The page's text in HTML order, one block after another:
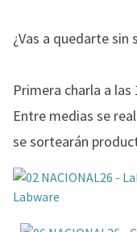
¿Vas a quedarte sin
Primera charla a las
Entre medias se
se sortearán